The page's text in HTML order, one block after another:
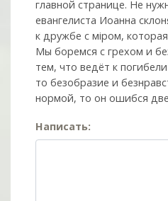
главной странице. Не
евангелиста Иоанна
к дружбе с мiром,
Мы боремся с грехом и
тем, что ведёт к
то безобразие и
нормой, то он ошибся
Написать: